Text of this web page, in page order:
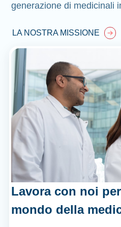
generazione di medicinali
LA NOSTRA MISSIONE
Lavora con noi
mondo della